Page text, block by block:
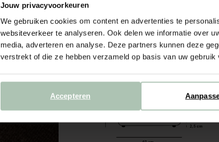
Jouw privacyvoorkeuren
We gebruiken cookies om content en advertenties te
websiteverkeer te analyseren. Ook delen we informatie over
media, adverteren en analyse. Deze partners kunnen deze
verstrekt of die ze hebben verzameld op basis van uw gebruik
Accepteren